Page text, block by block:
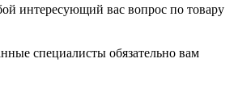
интересующий вас вопрос по товару
специалисты обязательно вам